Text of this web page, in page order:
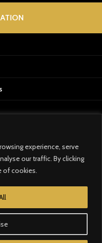
experience, serve
our traffic. By clicking
of cookies.
Tous droits réservés 2025